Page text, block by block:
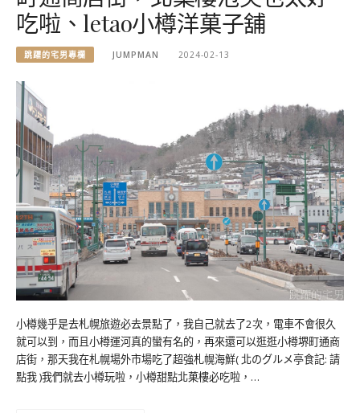
吃啦、letao小樽洋菓子舖
跳躍的宅男專欄 JUMPMAN 2024-02-13
小樽幾乎是去札幌旅遊必去景點了，我自己就去了2次，電車不會很久
就可以到，而且小樽運河真的蠻有名的，再來還可以逛逛小樽堺町通商
店街，那天我在札幌場外市場吃了超強札幌海鮮( 北のグルメ亭食記: 請
點我 )我們就去小樽玩啦，小樽甜點北菓樓必吃啦，…